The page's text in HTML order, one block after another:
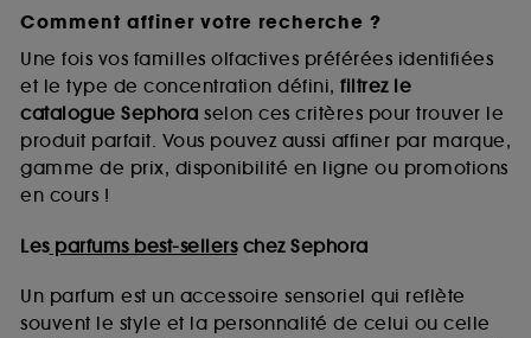
Comment affiner votre recherche ?
Une fois vos familles olfactives préférées identifiées
et le type de concentration défini, filtrez le
catalogue Sephora selon ces critères pour trouver le
produit parfait. Vous pouvez aussi affiner par marque,
gamme de prix, disponibilité en ligne ou promotions
en cours !
Lesparfums best-sellerschez Sephora
Un parfum est un accessoire sensoriel qui reflète
souvent le style et la personnalité de celui ou celle